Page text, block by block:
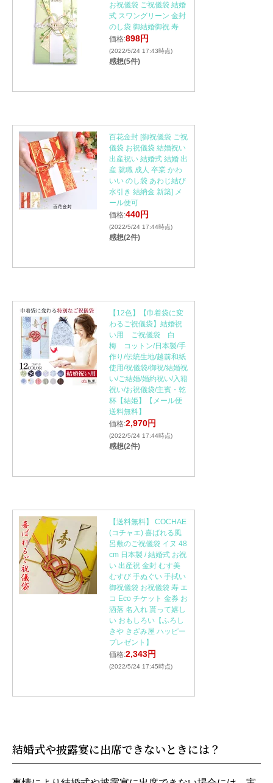
お祝儀袋 ご祝儀袋 結婚
式 スワングリーン 金封
のし袋 御結婚御祝 寿
価格:898円
(2022/5/24 17:43時点)
感想(5件)
百花金封 [御祝儀袋 ご祝
儀袋 お祝儀袋 結婚祝い
出産祝い 結婚式 結婚 出
産 就職 成人 卒業 かわ
いい のし袋 あわじ結び
水引き 結納金 新築] メ
ール便可
価格:440円
(2022/5/24 17:44時点)
感想(2件)
【12色】【巾着袋に変
わるご祝儀袋】結婚祝
い用 ご祝儀袋 白
梅 コットン/日本製/手
作り/伝統生地/越前和紙
使用/祝儀袋/御祝/結婚祝
い/ご結婚/婚約祝い/入籍
祝い/お祝儀袋/主賓・乾
杯【結姫】【メール便
送料無料】
価格:2,970円
(2022/5/24 17:44時点)
感想(2件)
【送料無料】 COCHAE
(コチャエ) 喜ばれる風
呂敷のご祝儀袋 イヌ 48
cm 日本製 / 結婚式 お祝
い 出産祝 金封 むす美
むすび 手ぬぐい 手拭い
御祝儀袋 お祝儀袋 寿 エ
コ Eco チケット 金券 お
洒落 名入れ 貰って嬉し
い おもしろい【ふろし
きや きざみ屋 ハッピー
プレゼント】
価格:2,343円
(2022/5/24 17:45時点)
結婚式や披露宴に出席できないときには？